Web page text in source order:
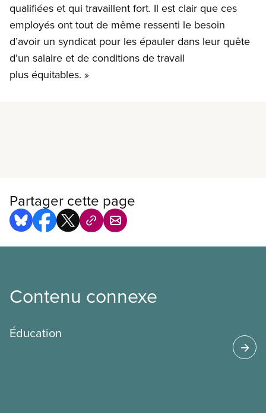
qualifiées et qui travaillent fort. Il est clair que ces
employés ont tout de même ressenti le besoin
d’avoir un syndicat pour les épauler dans leur quête
d’un salaire et de conditions de travail
plus équitables. »
Partager cette page
Contenu connexe
Éducation